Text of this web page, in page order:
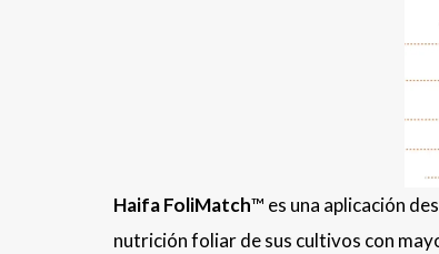
Haifa FoliMatch™ es una aplicación
nutrición foliar de sus cultivos con